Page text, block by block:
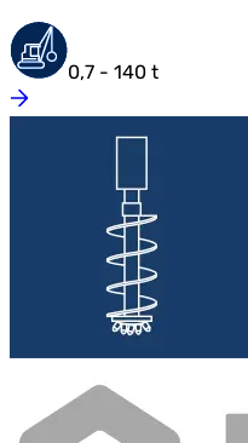
0,7 - 140 t